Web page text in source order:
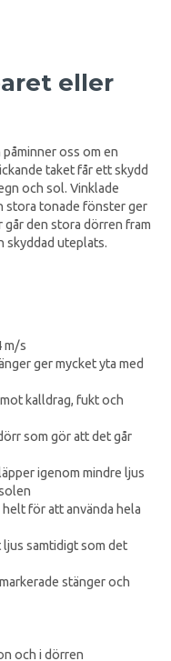
eller
oss om en
taket får ett skydd
och sol. Vinklade
stora tonade fönster ger
den stora dörren fram
skyddad uteplats.
m/s
ger mycket yta med
kalldrag, fukt och
som gör att det går
igenom mindre ljus
för att använda hela
samtidigt som det
stänger och
och i dörren